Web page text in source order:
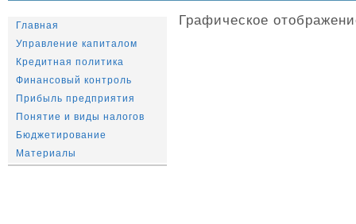
Графическое
Главная
Управление капиталом
Кредитная политика
Финансовый контроль
Прибыль предприятия
Понятие и виды налогов
Бюджетирование
Материалы